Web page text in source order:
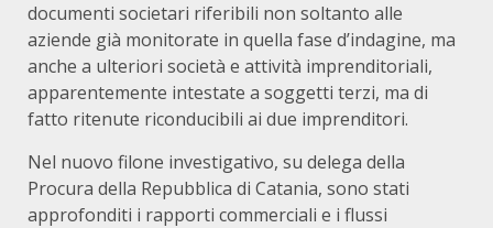
documenti societari riferibili non soltanto alle
aziende già monitorate in quella fase d’indagine, ma
anche a ulteriori società e attività imprenditoriali,
apparentemente intestate a soggetti terzi, ma di
fatto ritenute riconducibili ai due imprenditori.
Nel nuovo filone investigativo, su delega della
Procura della Repubblica di Catania, sono stati
approfonditi i rapporti commerciali e i flussi